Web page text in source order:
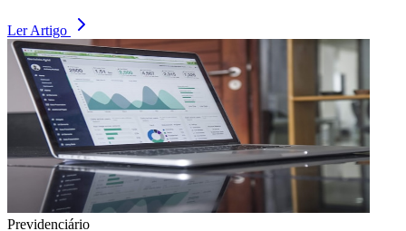
Ler Artigo
Previdenciário